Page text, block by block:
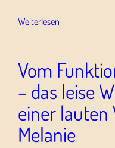
Weiterlesen
Vom
– das leise
einer lauten
Melanie